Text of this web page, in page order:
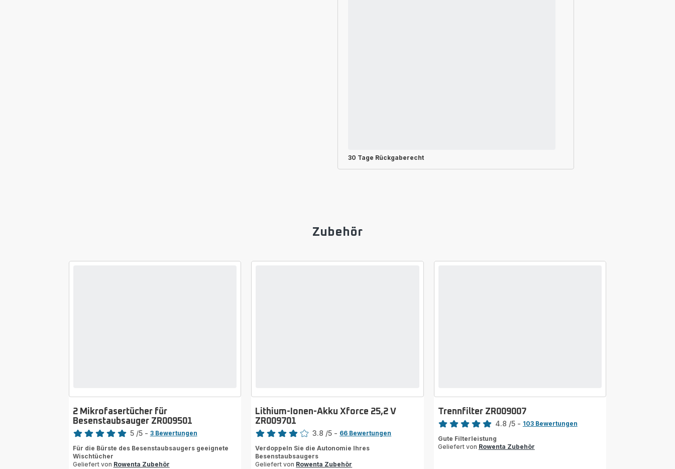
30 Tage Rückgaberecht
Zubehör
2 Mikrofasertücher für
Besenstaubsauger ZR009501
Bewertung
mit
5
5 /5 - 3 Bewertungen
Für die Bürste des Besenstaubsaugers geeignete
Wischtücher
Geliefert von Rowenta Zubehör
Lithium-Ionen-Akku Xforce 25,2 V
ZR009701
Bewertung
3.8 /5 - 66 Bewertungen
Verdoppeln Sie die Autonomie Ihres
Besenstaubsaugers
Geliefert von Rowenta Zubehör
Trennfilter ZR009007
Bewertung
4.8 /5 - 103 Bewertungen
Gute Filterleistung
Geliefert von Rowenta Zubehör